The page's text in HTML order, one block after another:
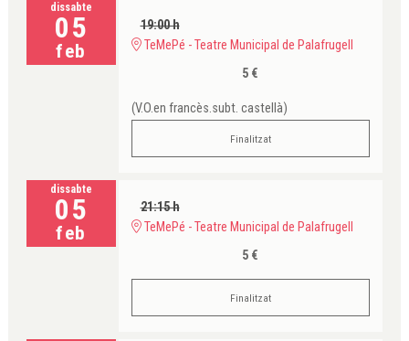
dissabte
05
feb
19:00 h
TeMePé - Teatre Municipal de Palafrugell
5 €
(V.O.en francès.subt. castellà)
Finalitzat
dissabte
05
feb
21:15 h
TeMePé - Teatre Municipal de Palafrugell
5 €
Finalitzat